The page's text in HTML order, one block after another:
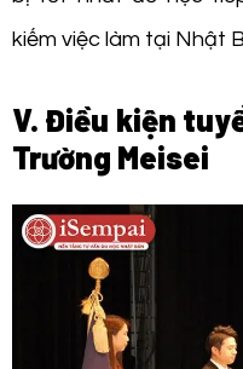
kiếm việc làm tại Nhật
V. Điều kiện
Trường Meisei